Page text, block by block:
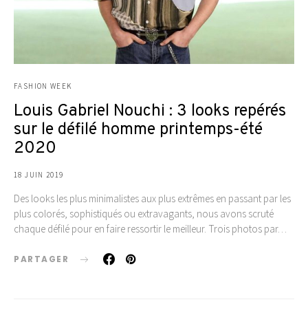
FASHION WEEK
Louis Gabriel Nouchi : 3 looks repérés
sur le défilé homme printemps-été
2020
18 JUIN 2019
Des looks les plus minimalistes aux plus extrêmes en passant par les
plus colorés, sophistiqués ou extravagants, nous avons scruté
chaque défilé pour en faire ressortir le meilleur. Trois photos par…
PARTAGER